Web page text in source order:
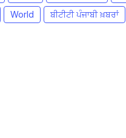
World ਬੀਟੀਟੀ ਪੰਜਾਬੀ ਖ਼ਬਰਾਂ